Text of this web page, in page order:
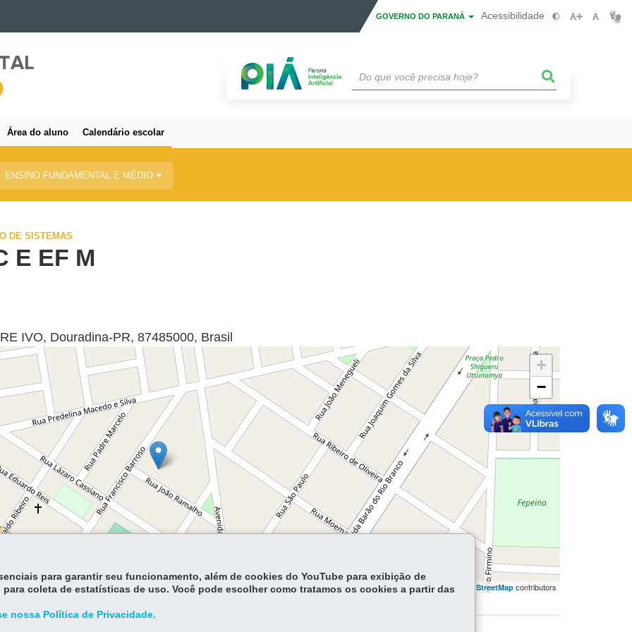
GOVERNO DO PARANÁ Acessibilidade
Área do aluno Calendário escolar
ENSINO FUNDAMENTAL E MÉDIO
DE SISTEMAS
E EF M
IVO, Douradina-PR, 87485000, Brasil
+
−
Leaflet | ©OpenStreetMap contributors | © OpenStreetMap contributors
para garantir seu funcionamento, além de cookies do YouTube para exibição de
coleta de estatísticas de uso. Você pode escolher como tratamos os cookies a partir das
nossa Política de Privacidade.